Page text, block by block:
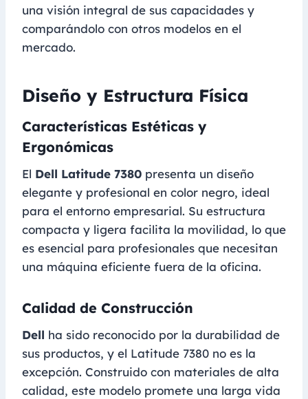
una visión integral de sus capacidades y
comparándolo con otros modelos en el
mercado.
Diseño y Estructura Física
Características Estéticas y
Ergonómicas
El Dell Latitude 7380 presenta un diseño
elegante y profesional en color negro, ideal
para el entorno empresarial. Su estructura
compacta y ligera facilita la movilidad, lo que
es esencial para profesionales que necesitan
una máquina eficiente fuera de la oficina.
Calidad de Construcción
Dell ha sido reconocido por la durabilidad de
sus productos, y el Latitude 7380 no es la
excepción. Construido con materiales de alta
calidad, este modelo promete una larga vida